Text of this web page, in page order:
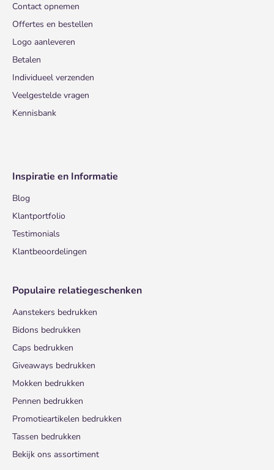
Contact opnemen
Offertes en bestellen
Logo aanleveren
Betalen
Individueel verzenden
Veelgestelde vragen
Kennisbank
Inspiratie en Informatie
Blog
Klantportfolio
Testimonials
Klantbeoordelingen
Populaire relatiegeschenken
Aanstekers bedrukken
Bidons bedrukken
Caps bedrukken
Giveaways bedrukken
Mokken bedrukken
Pennen bedrukken
Promotieartikelen bedrukken
Tassen bedrukken
Bekijk ons assortiment